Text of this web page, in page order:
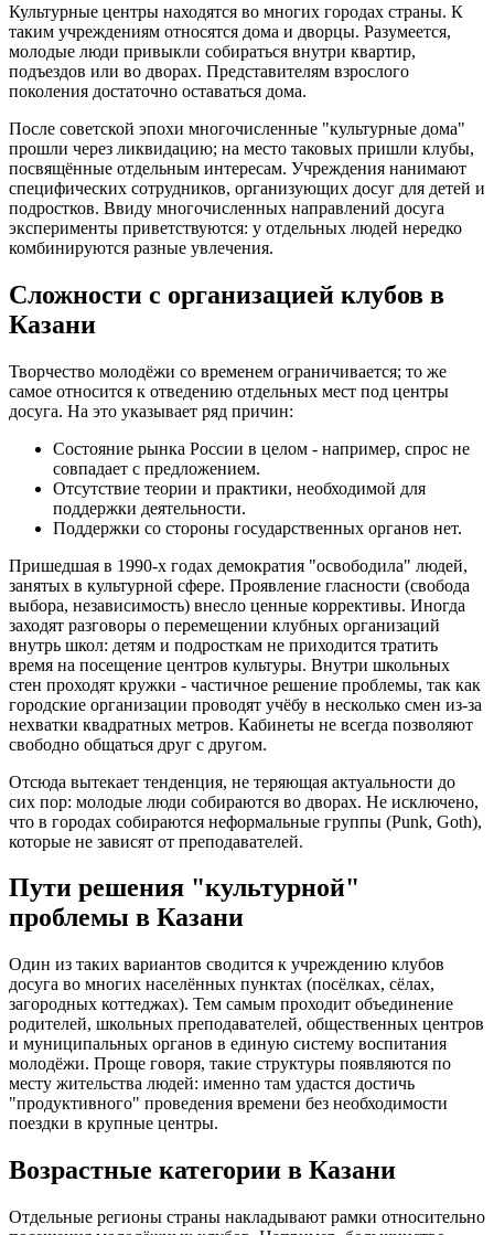
Культурные центры находятся во многих городах страны. К
таким учреждениям относятся дома и дворцы. Разумеется,
молодые люди привыкли собираться внутри квартир,
подъездов или во дворах. Представителям взрослого
поколения достаточно оставаться дома.
После советской эпохи многочисленные "культурные дома"
прошли через ликвидацию; на место таковых пришли клубы,
посвящённые отдельным интересам. Учреждения нанимают
специфических сотрудников, организующих досуг для детей и
подростков. Ввиду многочисленных направлений досуга
эксперименты приветствуются: у отдельных людей нередко
комбинируются разные увлечения.
Сложности с организацией клубов в
Казани
Творчество молодёжи со временем ограничивается; то же
самое относится к отведению отдельных мест под центры
досуга. На это указывает ряд причин:
Состояние рынка России в целом - например, спрос не
совпадает с предложением.
Отсутствие теории и практики, необходимой для
поддержки деятельности.
Поддержки со стороны государственных органов нет.
Пришедшая в 1990-х годах демократия "освободила" людей,
занятых в культурной сфере. Проявление гласности (свобода
выбора, независимость) внесло ценные коррективы. Иногда
заходят разговоры о перемещении клубных организаций
внутрь школ: детям и подросткам не приходится тратить
время на посещение центров культуры. Внутри школьных
стен проходят кружки - частичное решение проблемы, так как
городские организации проводят учёбу в несколько смен из-за
нехватки квадратных метров. Кабинеты не всегда позволяют
свободно общаться друг с другом.
Отсюда вытекает тенденция, не теряющая актуальности до
сих пор: молодые люди собираются во дворах. Не исключено,
что в городах собираются неформальные группы (Punk, Goth),
которые не зависят от преподавателей.
Пути решения "культурной"
проблемы в Казани
Один из таких вариантов сводится к учреждению клубов
досуга во многих населённых пунктах (посёлках, сёлах,
загородных коттеджах). Тем самым проходит объединение
родителей, школьных преподавателей, общественных центров
и муниципальных органов в единую систему воспитания
молодёжи. Проще говоря, такие структуры появляются по
месту жительства людей: именно там удастся достичь
"продуктивного" проведения времени без необходимости
поездки в крупные центры.
Возрастные категории в Казани
Отдельные регионы страны накладывают рамки относительно